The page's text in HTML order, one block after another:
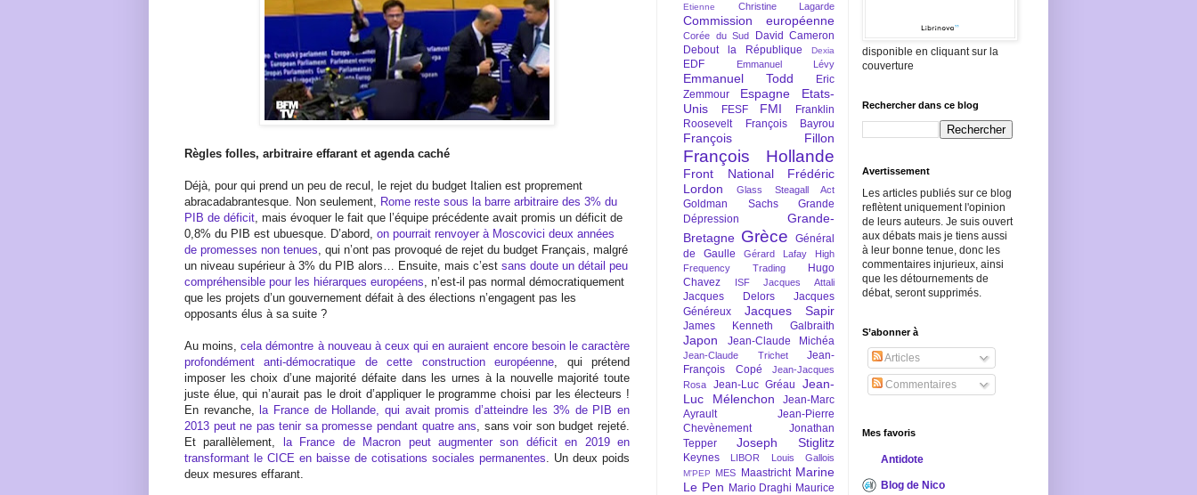
Règles folles, arbitraire effarant et agenda caché
Déjà, pour qui prend un peu de recul, le rejet du budget Italien est proprement
abracadabrantesque. Non seulement, Rome reste sous la barre arbitraire des 3% du
PIB de déficit , mais évoquer le fait que l’équipe précédente avait promis un déficit de
0,8% du PIB est ubuesque. D’abord, on pourrait renvoyer à Moscovici deux années
de promesses non tenues , qui n’ont pas provoqué de rejet du budget Français, malgré
un niveau supérieur à 3% du PIB alors… Ensuite, mais c’est sans doute un détail peu
compréhensible pour les hiérarques européens , n’est-il pas normal démocratiquement
que les projets d’un gouvernement défait à des élections n’engagent pas les
opposants élus à sa suite ?
Au moins,cela démontre à nouveau à ceux qui en auraient encore besoin le caractère
profondément anti-démocratique de cette construction européenne , qui prétend
imposer les choix d’une majorité défaite dans les urnes à la nouvelle majorité toute
juste élue, qui n’aurait pas le droit d’appliquer le programme choisi par les électeurs !
En revanche,la France de Hollande, qui avait promis d’atteindre les 3% de PIB en
2013 peut ne pas tenir sa promesse pendant quatre ans , sans voir son budget rejeté.
Et parallèlement, la France de Macron peut augmenter son déficit en 2019 en
transformant le CICE en baisse de cotisations sociales permanentes . Un deux poids
deux mesures effarant.
Etienne
Christine Lagarde
Commission européenne
Corée du Sud
David Cameron
Debout la République
Dexia
EDF Emmanuel Lévy
Emmanuel Todd
Eric
Zemmour
Espagne
Etats-
Unis
FESF FMI
Franklin
Roosevelt
François Bayrou
François Fillon
François Hollande
Front National
Frédéric
Lordon
Glass Steagall Act
Goldman Sachs
Grande
Dépression
Grande-
Bretagne Grèce
Général
de Gaulle
Gérard Lafay
High
Frequency Trading
Hugo
Chavez
ISF Jacques Attali
Jacques Delors
Jacques
Généreux
Jacques Sapir
James Kenneth Galbraith
Japon Jean-Claude Michéa
Jean-Claude Trichet
Jean-
François Copé
Jean-Jacques
Rosa
Jean-Luc Gréau
Jean-
Luc Mélenchon
Jean-Marc
Ayrault
Jean-Pierre
Chevènement
Jonathan
Tepper
Joseph Stiglitz
Keynes LIBOR Louis Gallois
M'PEP MES Maastricht Marine
Le Pen Mario Draghi Maurice
disponible en cliquant sur la
couverture
Rechercher dans ce blog
Avertissement
Les articles publiés sur ce blog
reflètent uniquement l'opinion
de leurs auteurs. Je suis ouvert
aux débats mais je tiens aussi
à leur bonne tenue, donc les
commentaires injurieux, ainsi
que les détournements de
débat, seront supprimés.
S’abonner à
Articles
Commentaires
Mes favoris
Antidote
Blog de Nico